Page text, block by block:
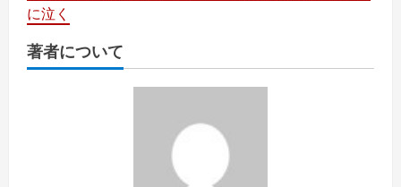
に泣く
著者について